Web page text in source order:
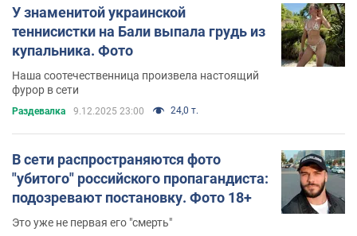
У знаменитой украинской
теннисистки на Бали выпала грудь из
купальника. Фото
Наша соотечественница произвела настоящий
фурор в сети
Раздевалка 9.12.2025 23:00 24,0 т.
В сети распространяются фото
"убитого" российского пропагандиста:
подозревают постановку. Фото 18+
Это уже не первая его "смерть"